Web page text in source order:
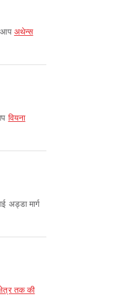
आप अथेन्स
वियना
अड्डा मार्ग
तक की